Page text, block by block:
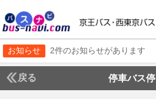
お知らせ 2件のお知らせがあります
戻る 停車バス停